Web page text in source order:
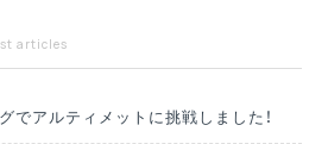
articles
でアルティメットに挑戦しました！